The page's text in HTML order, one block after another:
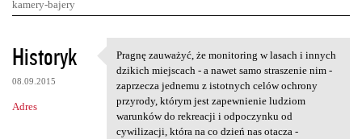
kamery-bajery
K
o
m
e
Historyk
08.09.2015
Adres
Pragnę zauważyć, że
Pragnę zauważyć, że monitoring w lasach i innych
dzikich miejscach - a nawet samo straszenie nim -
zaprzecza jednemu z istotnych celów ochrony
przyrody, którym jest zapewnienie ludziom
warunków do rekreacji i odpoczynku od
cywilizacji, która na co dzień nas otacza -